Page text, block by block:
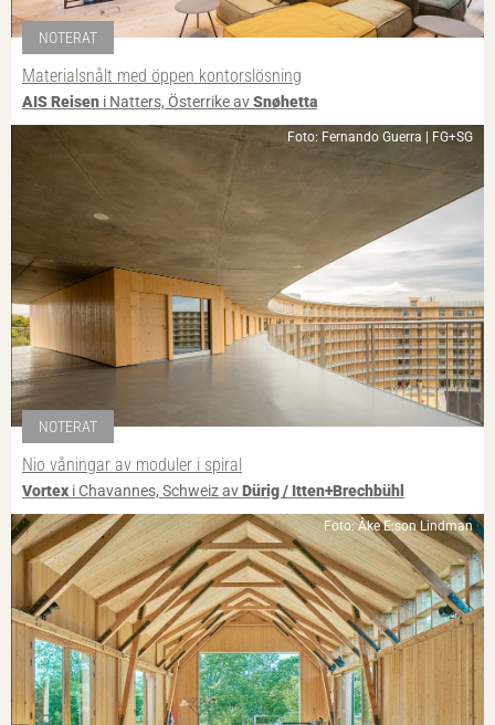
NOTERAT
Materialsnålt med öppen kontorslösning
AIS Reisen i Natters, Österrike avSnøhetta
Foto: Fernando Guerra | FG+SG
NOTERAT
Nio våningar av moduler i spiral
Vortex i Chavannes, Schweiz avDürig / Itten+Brechbühl
Foto: Åke E:son Lindman